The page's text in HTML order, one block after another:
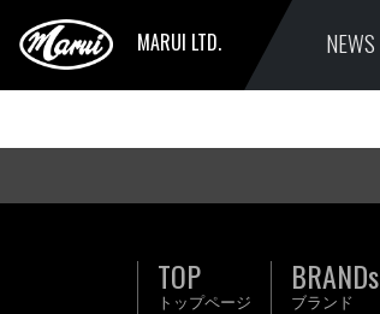
MARUI LTD. NEWS
TOP
トップページ
BRANDs
ブランド